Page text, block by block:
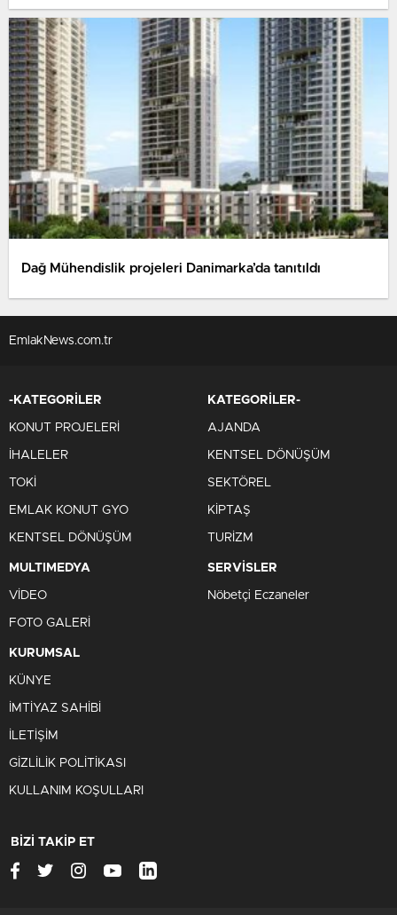
Dağ Mühendislik projeleri Danimarka’da tanıtıldı
EmlakNews.com.tr
-KATEGORİLER
KONUT PROJELERİ
İHALELER
TOKİ
EMLAK KONUT GYO
KENTSEL DÖNÜŞÜM
KATEGORİLER-
AJANDA
KENTSEL DÖNÜŞÜM
SEKTÖREL
KİPTAŞ
TURİZM
MULTIMEDYA
VİDEO
FOTO GALERİ
SERVİSLER
Nöbetçi Eczaneler
KURUMSAL
KÜNYE
İMTİYAZ SAHİBİ
İLETİŞİM
GİZLİLİK POLİTİKASI
KULLANIM KOŞULLARI
BİZİ TAKİP ET